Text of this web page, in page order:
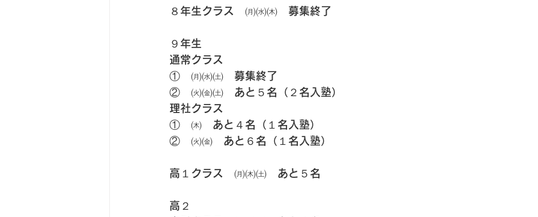
８年生クラス　㈪㈬㈭　募集終了
９年生
通常クラス
①　㈪㈬㈯　募集終了
②　㈫㈮㈯　あと５名（２名入塾）
理社クラス
①　㈭　あと４名（１名入塾）
②　㈫㈮　あと６名（１名入塾）
高１クラス　㈪㈭㈯　あと５名
高２